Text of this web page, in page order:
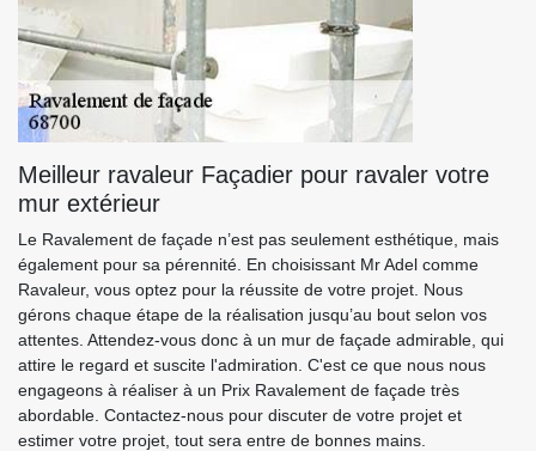
Meilleur ravaleur Façadier pour ravaler votre
mur extérieur
Le Ravalement de façade n’est pas seulement esthétique, mais
également pour sa pérennité. En choisissant Mr Adel comme
Ravaleur, vous optez pour la réussite de votre projet. Nous
gérons chaque étape de la réalisation jusqu’au bout selon vos
attentes. Attendez-vous donc à un mur de façade admirable, qui
attire le regard et suscite l'admiration. C'est ce que nous nous
engageons à réaliser à un Prix Ravalement de façade très
abordable. Contactez-nous pour discuter de votre projet et
estimer votre projet, tout sera entre de bonnes mains.